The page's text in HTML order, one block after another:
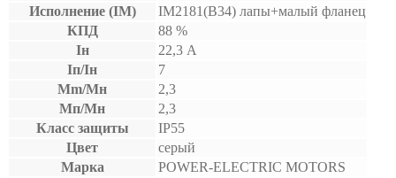
Исполнение (IM)
IM2181(B34) лапы+малый фланец
КПД
88 %
Iн
22,3 А
Iп/Iн
7
Mm/Мн
2,3
Мп/Мн
2,3
Класс защиты
IP55
Цвет
серый
Марка
POWER-ELECTRIC MOTORS